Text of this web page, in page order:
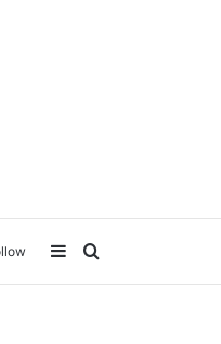
SidebarSearch for